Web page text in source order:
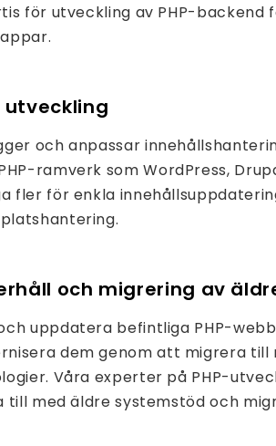
för utveckling av PHP-backend
utveckling
och anpassar
ramverk som WordPress,
fler för enkla
och migrering av
uppdatera befintliga PHP-
dem genom att migrera
Våra experter på PHP-
till med äldre systemstöd och